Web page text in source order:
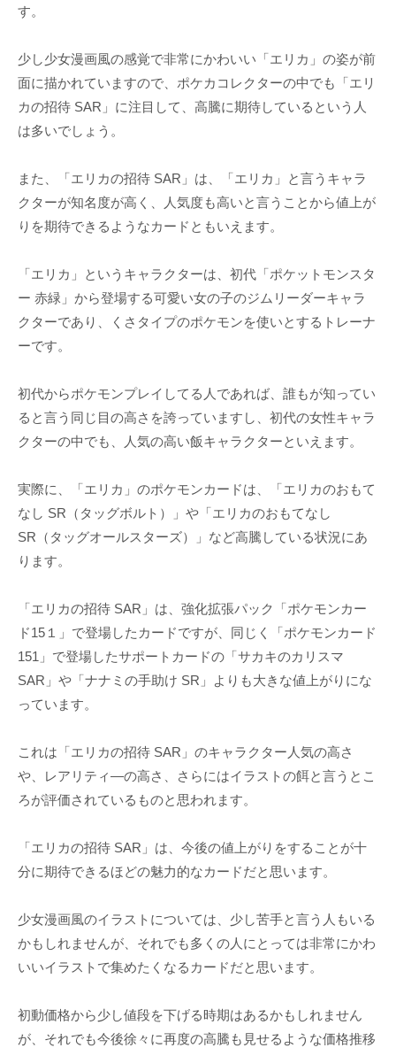
す。
少し少女漫画風の感覚で非常にかわいい「エリカ」の姿が前
面に描かれていますので、ポケカコレクターの中でも「エリ
カの招待 SAR」に注目して、高騰に期待しているという人
は多いでしょう。
また、「エリカの招待 SAR」は、「エリカ」と言うキャラ
クターが知名度が高く、人気度も高いと言うことから値上が
りを期待できるようなカードともいえます。
「エリカ」というキャラクターは、初代「ポケットモンスタ
ー 赤緑」から登場する可愛い女の子のジムリーダーキャラ
クターであり、くさタイプのポケモンを使いとするトレーナ
ーです。
初代からポケモンプレイしてる人であれば、誰もが知ってい
ると言う同じ目の高さを誇っていますし、初代の女性キャラ
クターの中でも、人気の高い飯キャラクターといえます。
実際に、「エリカ」のポケモンカードは、「エリカのおもて
なし SR（タッグボルト）」や「エリカのおもてなし
SR（タッグオールスターズ）」など高騰している状況にあ
ります。
「エリカの招待 SAR」は、強化拡張パック「ポケモンカー
ド15１」で登場したカードですが、同じく「ポケモンカード
151」で登場したサポートカードの「サカキのカリスマ
SAR」や「ナナミの手助け SR」よりも大きな値上がりにな
っています。
これは「エリカの招待 SAR」のキャラクター人気の高さ
や、レアリティ―の高さ、さらにはイラストの餌と言うとこ
ろが評価されているものと思われます。
「エリカの招待 SAR」は、今後の値上がりをすることが十
分に期待できるほどの魅力的なカードだと思います。
少女漫画風のイラストについては、少し苦手と言う人もいる
かもしれませんが、それでも多くの人にとっては非常にかわ
いいイラストで集めたくなるカードだと思います。
初動価格から少し値段を下げる時期はあるかもしれません
が、それでも今後徐々に再度の高騰も見せるような価格推移